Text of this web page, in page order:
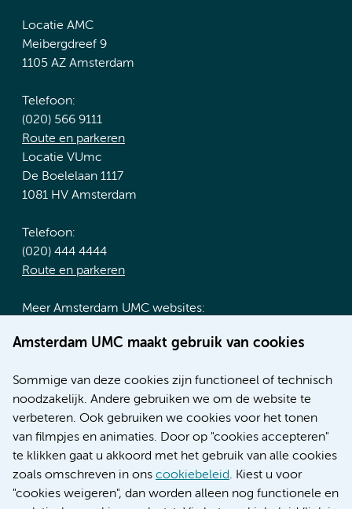
Amsterdam UMC maakt gebruik van cookies
Sommige van deze cookies zijn functioneel of technisch
noodzakelijk. Andere gebruiken we om de website te
verbeteren. Ook gebruiken we cookies voor het tonen
van filmpjes en animaties. Door op "cookies accepteren"
te klikken gaat u akkoord met het gebruik van alle cookies
zoals omschreven in ons cookiebeleid. Kiest u voor
"cookies weigeren", dan worden alleen nog functionele en
Locatie AMC
Meibergdreef 9
1105 AZ Amsterdam
Telefoon:
(020) 566 9111
Route en parkeren
Locatie VUmc
De Boelelaan 1117
1081 HV Amsterdam
Telefoon:
(020) 444 4444
Route en parkeren
Meer Amsterdam UMC websites:
Werken bij Amsterdam UMC
Nieuws
Research
Educatie locatie AMC
Educatie locatie VUmc